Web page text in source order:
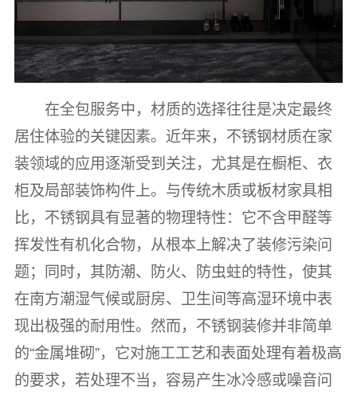
在全包服务中，材质的选择往往是决定最终
居住体验的关键因素。近年来，不锈钢材质在家
装领域的应用逐渐受到关注，尤其是在橱柜、衣
柜及局部装饰构件上。与传统木质或板材家具相
比，不锈钢具有显著的物理特性：它不含甲醛等
挥发性有机化合物，从根本上解决了装修污染问
题；同时，其防潮、防火、防虫蛀的特性，使其
在南方潮湿气候或厨房、卫生间等高湿环境中表
现出极强的耐用性。然而，不锈钢装修并非简单
的“金属堆砌”，它对施工工艺和表面处理有着极高
的要求，若处理不当，容易产生冰冷感或噪音问